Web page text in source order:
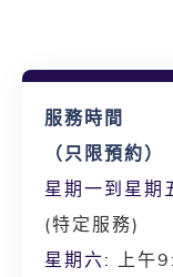
服務時間
（只限預約）
星期一到星期
(特定服務)
星期六: 上午